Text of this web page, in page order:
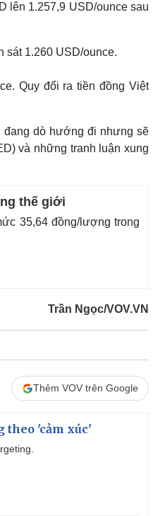
lên 1.257,9 USD/ounce sau
sát 1.260 USD/ounce.
Quy đổi ra tiền đồng Việt
đang dò hướng đi nhưng sẽ
và những tranh luận xung
thế giới
35,64 đồng/lượng trong
Trần Ngọc/VOV.VN
Thêm VOV trên Google
theo 'cảm xúc'